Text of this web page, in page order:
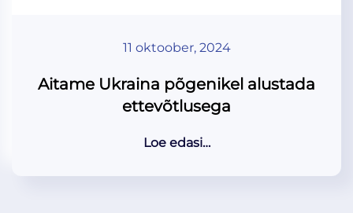
11 oktoober, 2024
Aitame Ukraina põgenikel alustada
ettevõtlusega
Loe edasi…